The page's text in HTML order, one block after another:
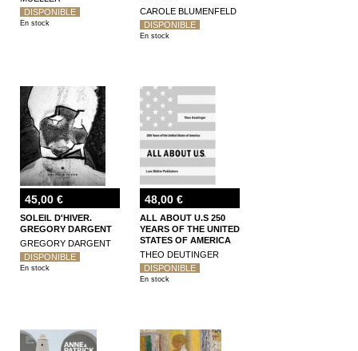
DISPONIBLE
En stock
CAROLE BLUMENFELD
DISPONIBLE
En stock
45,00 €
SOLEIL D'HIVER.
GREGORY DARGENT
GREGORY DARGENT
DISPONIBLE
En stock
48,00 €
ALL ABOUT U.S 250
YEARS OF THE UNITED
STATES OF AMERICA
THEO DEUTINGER
DISPONIBLE
En stock